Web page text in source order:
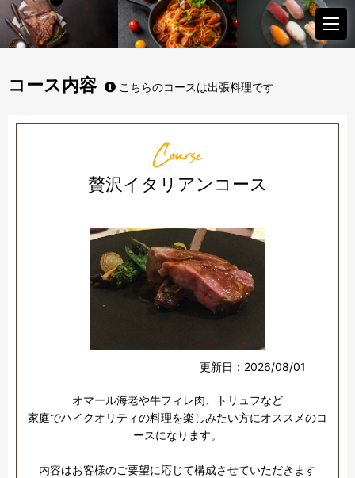
コース内容 こちらのコースは出張料理です
Course
贅沢イタリアンコース
更新日：2026/08/01
オマール海老や牛フィレ肉、トリュフなど
家庭でハイクオリティの料理を楽しみたい方にオススメのコ
ースになります。
内容はお客様のご要望に応じて構成させていただきます